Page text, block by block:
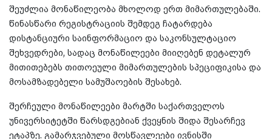
შეუძლია მონაწილეობა მხოლოდ ერთ მიმართულებაში.
წინასწარი რეგისტრაციის შემდეგ ჩატარდება
დისტანციური საინფორმაციო და საკონსულტაციო
შეხვედრები, სადაც მონაწილეები მიიღებენ დეტალურ
მითითებებს თითოეული მიმართულების სპეციფიკისა და
მოსამზადებელი სამუშაოების შესახებ.
შერჩეული მონაწილეები მარტში საქართველოს
უნივერსიტეტში წარსდგებიან ქვეყნის შიდა შესარჩევ
ეტაპზე. გამარჯვებული მოსწავლეები ივნისში